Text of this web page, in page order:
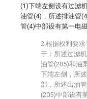
(1)下端左侧设有过滤
油管(4)，所述排油管
管(4)中部设有第一电磁
2.根据权利要
于：所述过滤
油管(205)和油
下端左侧，所
部，所述出油
(205)中部设有